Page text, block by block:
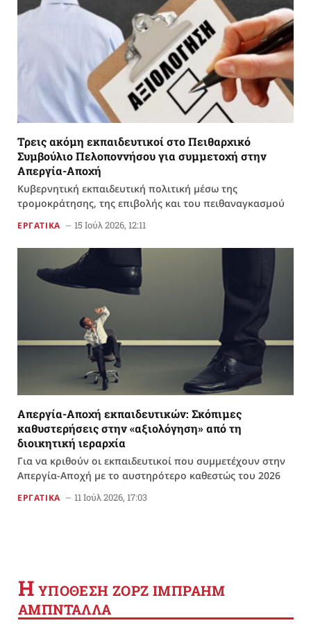
Τρεις ακόμη εκπαιδευτικοί στο Πειθαρχικό
Συμβούλιο Πελοποννήσου για συμμετοχή στην
Απεργία-Αποχή
Κυβερνητική εκπαιδευτική πολιτική μέσω της
τρομοκράτησης, της επιβολής και του πειθαναγκασμού
ΕΡΓΑΤΙΚΑ 15 Ιούλ 2026, 12:11
Απεργία-Αποχή εκπαιδευτικών: Σκόπιμες
καθυστερήσεις στην «αξιολόγηση» από τη
διοικητική ιεραρχία
Για να κριθούν οι εκπαιδευτικοί που συμμετέχουν στην
Απεργία-Αποχή με το αυστηρότερο καθεστώς του 2026
ΕΡΓΑΤΙΚΑ 11 Ιούλ 2026, 17:03
Η YΠΟΘΕΣΗ ΖΟΡΖ ΙΜΠΡΑΗΜ
ΑΜΠΝΤΑΛΛΑ